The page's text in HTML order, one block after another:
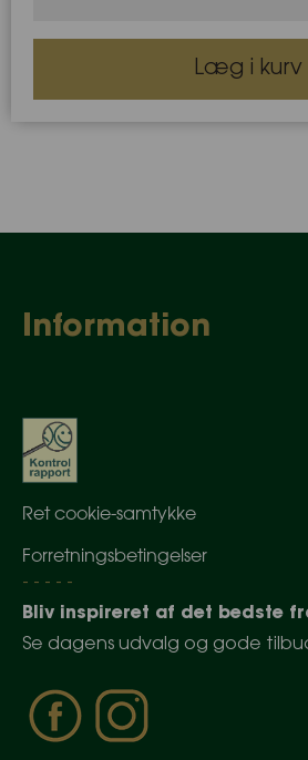
Læg i kurv
Information
Ret cookie-samtykke
Forretningsbetingelser
- - - - -
Bliv inspireret af det bedste
Se dagens udvalg og gode